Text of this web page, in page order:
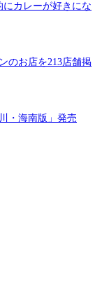
カレーが好きにな
のお店を213店舗掲
・海南版」発売